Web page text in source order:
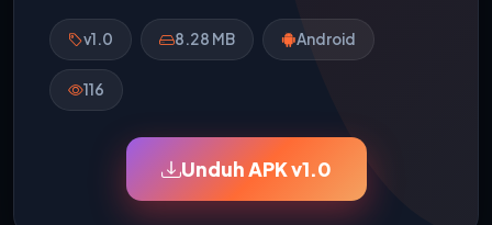
v1.0 8.28 MB Android
116
Unduh APK v1.0